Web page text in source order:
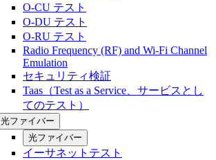
O-CU テスト
O-DU テスト
O-RU テスト
Radio Frequency (RF) and Wi-Fi Channel
Emulation
セキュリティ検証
Taas（Test as a Service、サービスとし
てのテスト）
光ファイバー
光ファイバー
イーサネットテスト